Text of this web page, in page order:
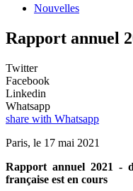
Nouvelles
Rapport annuel
Twitter
Facebook
Linkedin
Whatsapp
share with Whatsapp
Paris, le 17 mai 2021
Rapport annuel 2021 -
française est en cours